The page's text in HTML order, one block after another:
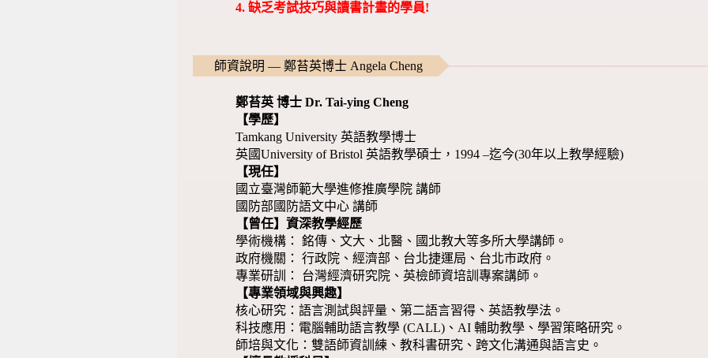
4.缺乏考試技巧與讀書計畫的學員!
師資說明 — 鄭苔英博士 Angela Cheng
鄭苔英 博士 Dr. Tai-ying Cheng
【學歷】
Tamkang University 英語教學博士
英國University of Bristol 英語教學碩士，1994 –迄今(30年以上教學經驗)
【現任】
國立臺灣師範大學進修推廣學院 講師
國防部國防語文中心 講師
【曾任】資深教學經歷
學術機構： 銘傳、文大、北醫、國北教大等多所大學講師。
政府機關： 行政院、經濟部、台北捷運局、台北市政府。
專業研訓： 台灣經濟研究院、英檢師資培訓專案講師。
【專業領域與興趣】
核心研究：語言測試與評量、第二語言習得、英語教學法。
科技應用：電腦輔助語言教學 (CALL)、AI 輔助教學、學習策略研究。
師培與文化：雙語師資訓練、教科書研究、跨文化溝通與語言史。